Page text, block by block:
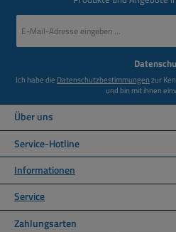
Mail-
Ich habe die Datenschutzbestimmungenzur
und bin mit ihnen
Über uns
Service-Hotline
Informationen
Service
Zahlungsarten